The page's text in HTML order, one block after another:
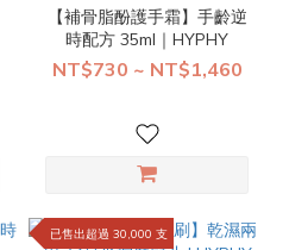
【補骨脂酚護手霜】手齡逆
時配方 35ml｜HYPHY
NT$730 ~ NT$1,460
已售出超過 30,000 支